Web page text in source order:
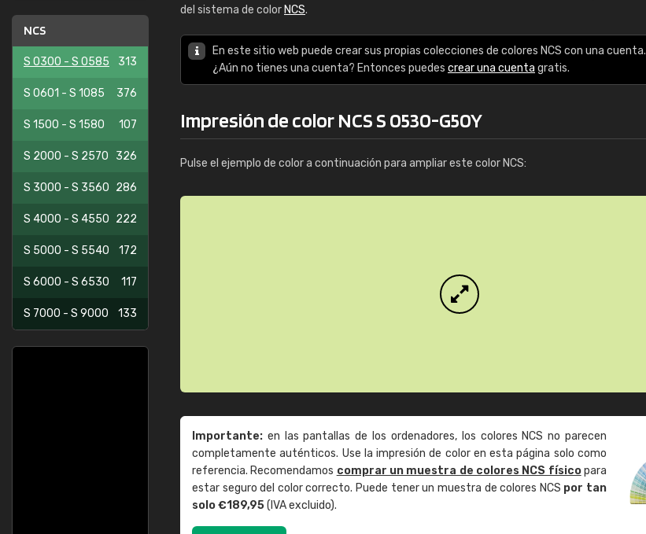
NCS
S 0300 - S 0585 313
S 0601 - S 1085 376
S 1500 - S 1580 107
S 2000 - S 2570 326
S 3000 - S 3560 286
S 4000 - S 4550 222
S 5000 - S 5540 172
S 6000 - S 6530 117
S 7000 - S 9000 133
del sistema de color NCS.
En este sitio web puede crear sus propias colecciones de colores NCS con una cuenta.
¿Aún no tienes una cuenta? Entonces puedes crear una cuenta gratis.
Impresión de color NCS S 0530-G50Y
Pulse el ejemplo de color a continuación para ampliar este color NCS:
Importante: en las pantallas de los ordenadores, los colores NCS no parecen
completamente auténticos. Use la impresión de color en esta página solo como
referencia. Recomendamos comprar un muestra de colores NCS físicopara
estar seguro del color correcto. Puede tener un muestra de colores NCS por tan
solo €189,95(IVA excluido).